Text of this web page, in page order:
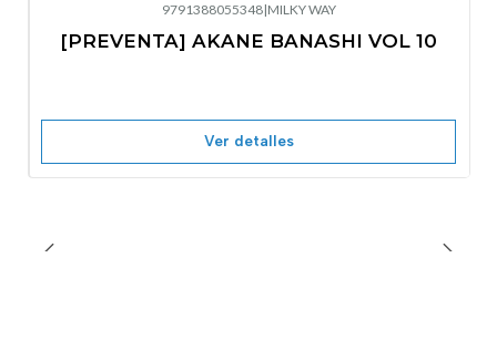
No disponible
9791388055348|MILKY WAY
[PREVENTA] AKANE BANASHI VOL 10
Ver detalles